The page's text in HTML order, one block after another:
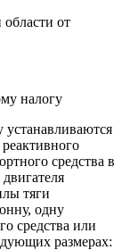
от
налогу
устанавливаются
средства в
тяги
одну
средства или
размерах: